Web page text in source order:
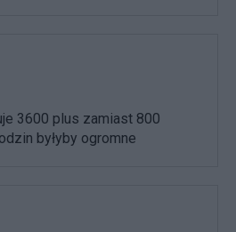
3600 plus zamiast 800
byłyby ogromne